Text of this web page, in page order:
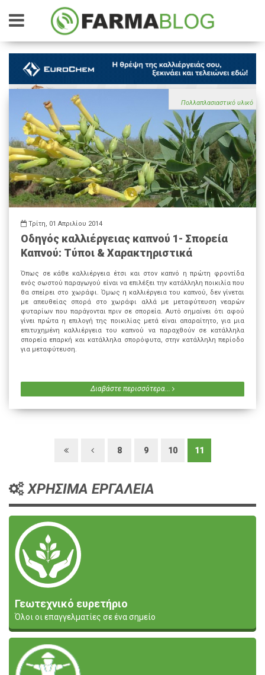
Πολλαπλασιαστικό υλικό
Τρίτη, 01 Απριλίου 2014
Οδηγός καλλιέργειας καπνού 1- Σπορεία
Καπνού: Τύποι & Χαρακτηριστικά
Όπως σε κάθε καλλιέργεια έτσι και στον καπνό η πρώτη φροντίδα
ενός σωστού παραγωγού είναι να επιλέξει την κατάλληλη ποικιλία που
θα σπείρει στο χωράφι. Όμως η καλλιέργεια του καπνού, δεν γίνεται
με απευθείας σπορά στο χωράφι αλλά με μεταφύτευση νεαρών
φυταρίων που παράγονται πριν σε σπορεία. Αυτό σημαίνει ότι αφού
γίνει πρώτα η επιλογή της ποικιλίας μετά είναι απαραίτητο, για μια
επιτυχημένη καλλιέργεια του καπνού να παραχθούν σε κατάλληλα
σπορεία επαρκή και κατάλληλα σπορόφυτα, στην κατάλληλη περίοδο
για μεταφύτευση.
Διαβάστε περισσότερα...
8 9 10 11
ΧΡΗΣΙΜΑ ΕΡΓΑΛΕΙΑ
Γεωτεχνικό ευρετήριο
Όλοι οι επαγγελματίες σε ένα σημείο